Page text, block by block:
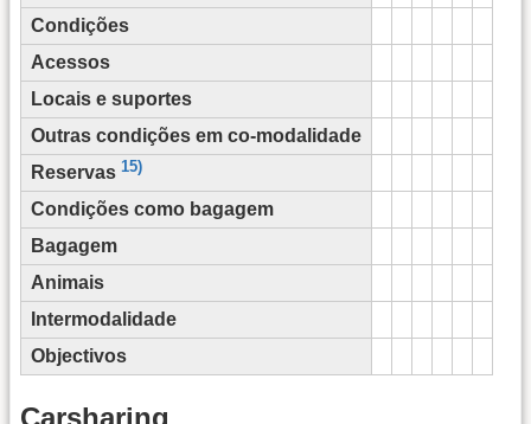
Condições
Acessos
Locais e suportes
Outras condições em co-modalidade
Reservas 15)
Condições como bagagem
Bagagem
Animais
Intermodalidade
Objectivos